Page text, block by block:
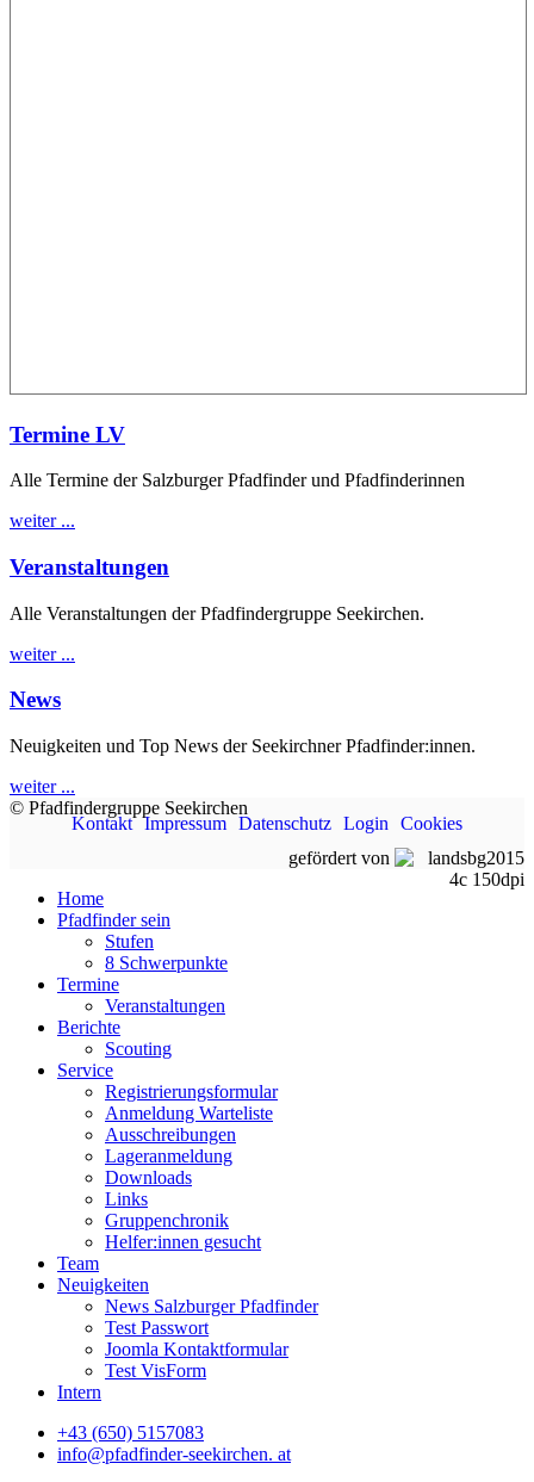
Termine LV
Alle Termine der Salzburger Pfadfinder und Pfadfinderinnen
weiter ...
Veranstaltungen
Alle Veranstaltungen der Pfadfindergruppe Seekirchen.
weiter ...
News
Neuigkeiten und Top News der Seekirchner Pfadfinder:innen.
weiter ...
© Pfadfindergruppe Seekirchen
Kontakt Impressum Datenschutz Login
Cookies
gefördert von
Home
Pfadfinder sein
Stufen
8 Schwerpunkte
Termine
Veranstaltungen
Berichte
Scouting
Service
Registrierungsformular
Anmeldung Warteliste
Ausschreibungen
Lageranmeldung
Downloads
Links
Gruppenchronik
Helfer:innen gesucht
Team
Neuigkeiten
News Salzburger Pfadfinder
Test Passwort
Joomla Kontaktformular
Test VisForm
Intern
+43 (650) 5157083
info@pfadfinder‐seekirchen. at